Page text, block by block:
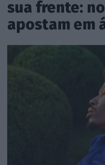
sua frente:
apostam em